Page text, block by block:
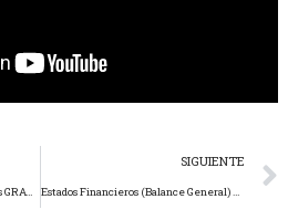
Acompaña a Puppy en los Talleres GRATUITOS – 31 de enero de 2024
SIGUIENTE
Estados Financieros (Balance General) – Ejercicio 2023